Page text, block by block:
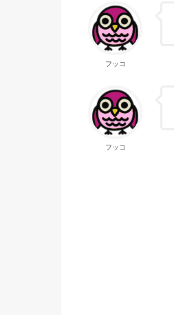
フッコ
フッコ